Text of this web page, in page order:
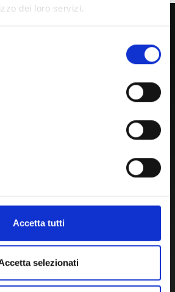
dei loro servizi.
Accetta tutti
selezionati
453 444
e accr.